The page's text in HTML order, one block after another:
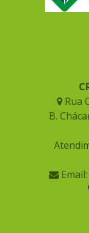
Rua
B.
Email: